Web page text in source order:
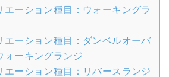
エーション種目：ウォーキングラ
エーション種目：ダンベルオーバ
ォーキングランジ
エーション種目：リバースランジ